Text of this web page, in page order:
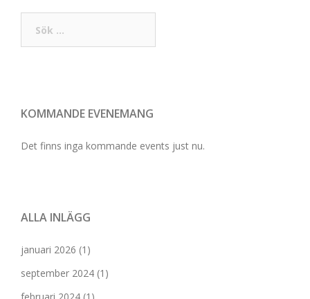
efter:
KOMMANDE EVENEMANG
Det finns inga kommande events just nu.
ALLA INLÄGG
januari 2026 (1)
september 2024 (1)